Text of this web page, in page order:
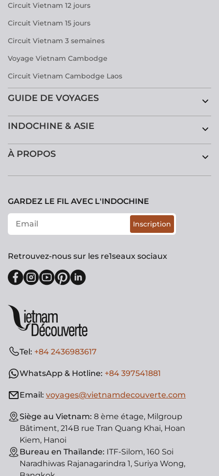
Circuit Vietnam 12 jours
Circuit Vietnam 15 jours
Circuit Vietnam 3 semaines
Voyage Vietnam Cambodge
Circuit Vietnam Cambodge Laos
GUIDE DE VOYAGES
INDOCHINE & ASIE
À PROPOS
Tel: +84 2436983617
WhatsApp & Hotline: +84 397541881
Email: voyages@vietnamdecouverte.com
Siège au Vietnam: 8 ème étage, Milgroup
Bâtiment, 214B rue Tran Quang Khai, Hoan
Kiem, Hanoi
Bureau en Thaïlande: ITF-Silom, 160 Soi
Naradhiwas Rajanagarindra 1, Suriya Wong,
GARDEZ LE FIL AVEC L'INDOCHINE
Inscription
Retrouvez-nous sur les re1seaux sociaux